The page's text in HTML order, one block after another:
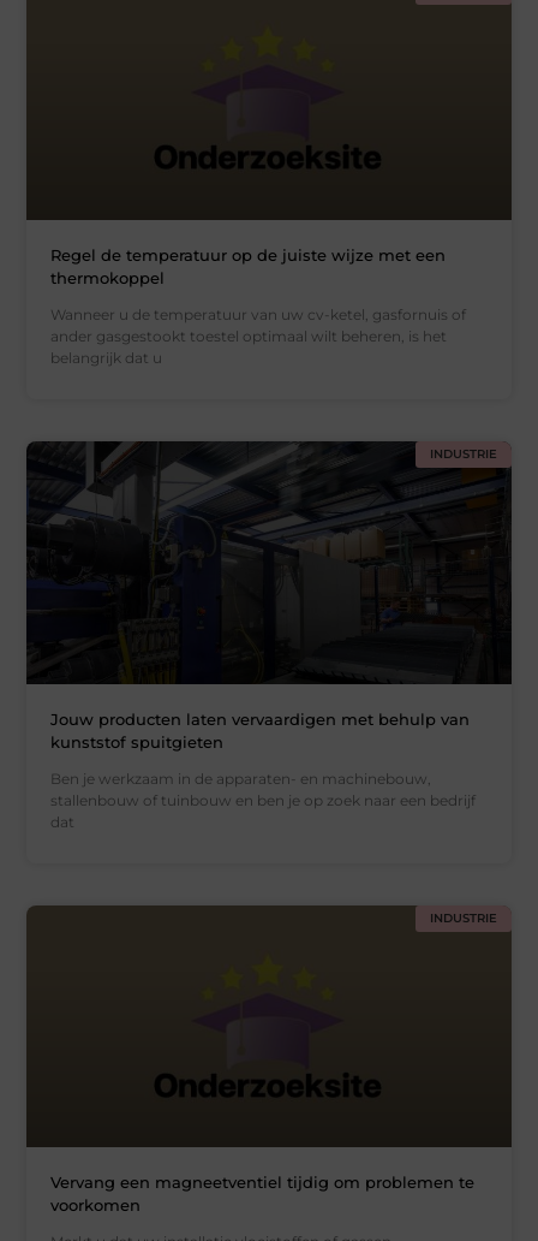
Regel de temperatuur op de juiste wijze met een
thermokoppel
Wanneer u de temperatuur van uw cv-ketel, gasfornuis of
ander gasgestookt toestel optimaal wilt beheren, is het
belangrijk dat u
INDUSTRIE
Jouw producten laten vervaardigen met behulp van
kunststof spuitgieten
Ben je werkzaam in de apparaten- en machinebouw,
stallenbouw of tuinbouw en ben je op zoek naar een bedrijf
dat
INDUSTRIE
Vervang een magneetventiel tijdig om problemen te
voorkomen